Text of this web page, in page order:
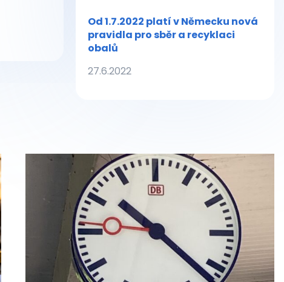
Od 1.7.2022 platí v Německu nová
pravidla pro sběr a recyklaci
obalů
27.6.2022